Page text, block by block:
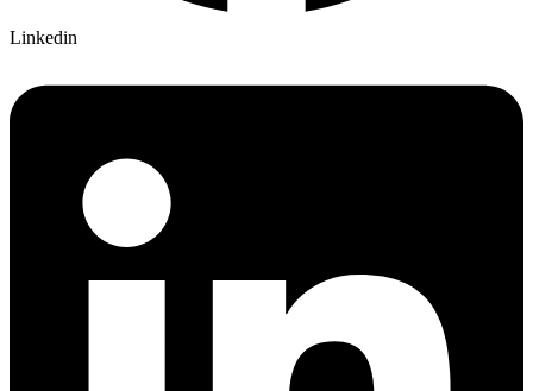
Linkedin